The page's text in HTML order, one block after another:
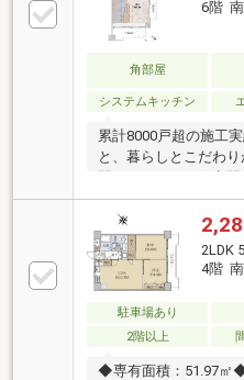
あう価値をご提案を
をご覧下さいませ。
客様は下記番号まで
6階
角部屋
システムキッチン
累計8000戸超の施工
と、暮らしとこだわ
間。こだわりの住空間
る方をお待ちしてお
ノベーション済み●6
につき、日当たり・
作棚は、無垢材使用＆
キッチン（ガラストッ
き)、食洗機(ミーレ製
(キッチン・洗面所)）
戸」駅から徒歩4分●
便性の良い立地
2LDK
4階
駐車場あり
2階以上
◆専有面積：51.97